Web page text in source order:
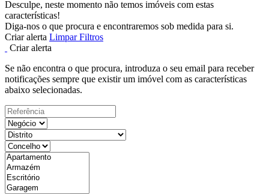
Desculpe, neste momento não temos imóveis com estas
características!
Diga-nos o que procura e encontraremos sob medida para si.
Criar alerta Limpar Filtros
Criar alerta
Se não encontra o que procura, introduza o seu email para receber
notificações sempre que existir um imóvel com as características
abaixo selecionadas.